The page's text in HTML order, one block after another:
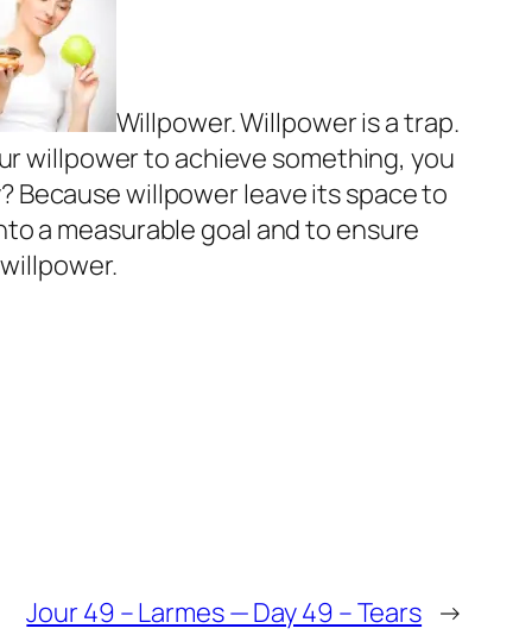
Willpower. Willpower is a trap.
willpower to achieve something, you
Because willpower leave its space to
a measurable goal and to ensure
Jour 49 – Larmes — Day 49 – Tears →